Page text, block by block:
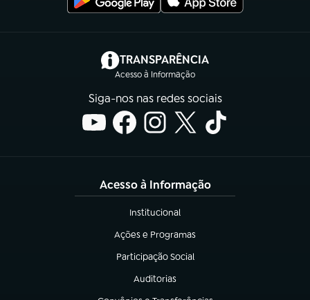
TRANSPARÊNCIA
Acesso à Informação
(abre em nova aba)
Siga-nos nas redes sociais
Acesso à Informação
Institucional
(abre em nova aba)
Ações e Programas
(abre em nova aba)
Participação Social
(abre em nova aba)
Auditorias
(abre em nova aba)